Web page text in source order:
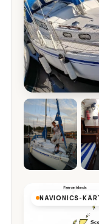
NAVIONICS-